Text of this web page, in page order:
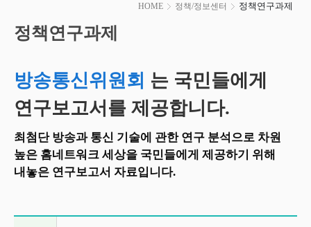
HOME 정책/정보센터 정책연구과제
시
작
정책연구과제
방송통신위원회 는 국민들에게
연구보고서를 제공합니다.
최첨단 방송과 통신 기술에 관한 연구 분석으로 차원
높은 홈네트워크 세상을 국민들에게 제공하기 위해
내놓은 연구보고서 자료입니다.